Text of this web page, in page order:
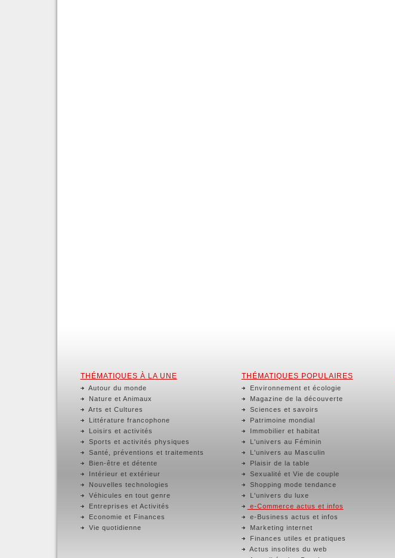
THÉMATIQUES À LA UNE
Autour du monde
Nature et Animaux
Arts et Cultures
Littérature francophone
Loisirs et activités
Sports et activités physiques
Santé, préventions et traitements
Bien-être et détente
Intérieur et extérieur
Nouvelles technologies
Véhicules en tout genre
Entreprises et Activités
Economie et Finances
Vie quotidienne
THÉMATIQUES POPULAIRES
Environnement et écologie
Magazine de la découverte
Sciences et savoirs
Patrimoine mondial
Immobilier et habitat
L'univers au Féminin
L'univers au Masculin
Plaisir de la table
Sexualité et Vie de couple
Shopping mode tendance
L'univers du luxe
e-Commerce actus et infos
e-Business actus et infos
Marketing internet
Finances utiles et pratiques
Actus insolites du web